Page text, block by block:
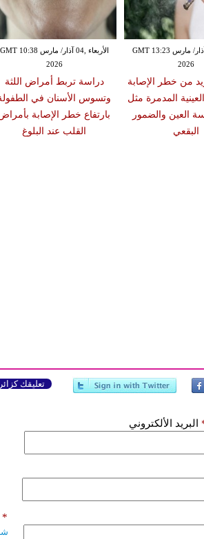
الأربعاء ,04 آذار/ مارس GMT 10:38
2026
دراسة تربط أمراض اللثة
وتسوس الأسنان في
بارتفاع خطر الإصابة
القلب عند البلوغ
الثلاثاء ,03 آذار/ مارس GMT 13:23
2026
من خطر الإصابة
المدمرة مثل
العين والضمور
البقعي
تعليقك كزائر
البريد الألكتروني
*